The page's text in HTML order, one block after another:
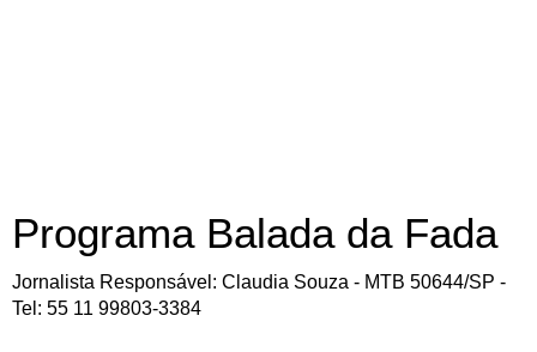
Programa Balada da Fada
Jornalista Responsável: Claudia Souza - MTB 50644/SP -
Tel: 55 11 99803-3384